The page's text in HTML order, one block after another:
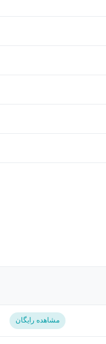
مشاهده رایگان